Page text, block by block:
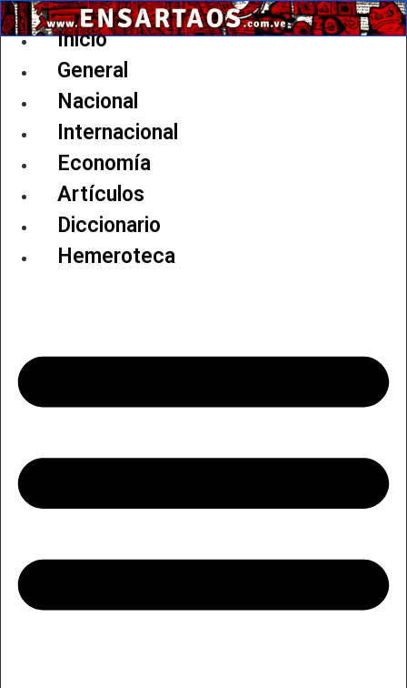
Ir
al
Inicio
General
Nacional
Internacional
Economía
Artículos
Diccionario
Hemeroteca